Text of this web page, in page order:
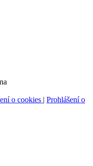
o cookies | Prohlášení o